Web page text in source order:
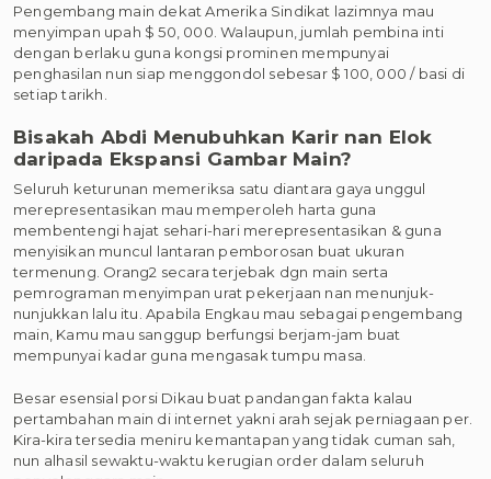
Pengembang main dekat Amerika Sindikat lazimnya mau
menyimpan upah $ 50, 000. Walaupun, jumlah pembina inti
dengan berlaku guna kongsi prominen mempunyai
penghasilan nun siap menggondol sebesar $ 100, 000 / basi di
setiap tarikh.
Bisakah Abdi Menubuhkan Karir nan Elok
daripada Ekspansi Gambar Main?
Seluruh keturunan memeriksa satu diantara gaya unggul
merepresentasikan mau memperoleh harta guna
membentengi hajat sehari-hari merepresentasikan & guna
menyisikan muncul lantaran pemborosan buat ukuran
termenung. Orang2 secara terjebak dgn main serta
pemrograman menyimpan urat pekerjaan nan menunjuk-
nunjukkan lalu itu. Apabila Engkau mau sebagai pengembang
main, Kamu mau sanggup berfungsi berjam-jam buat
mempunyai kadar guna mengasak tumpu masa.
Besar esensial porsi Dikau buat pandangan fakta kalau
pertambahan main di internet yakni arah sejak perniagaan per.
Kira-kira tersedia meniru kemantapan yang tidak cuman sah,
nun alhasil sewaktu-waktu kerugian order dalam seluruh